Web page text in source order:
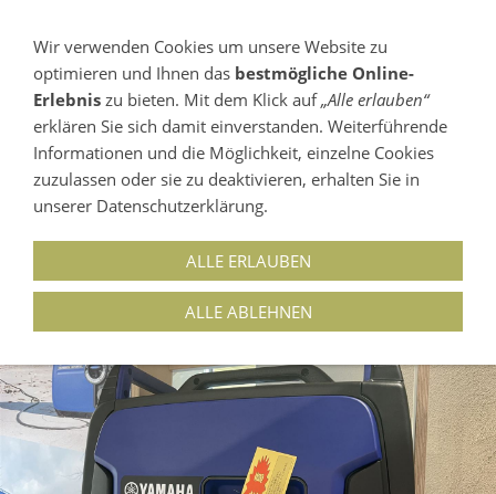
NAVIGATION EINBLENDEN
03546-225525
15907 LÜBBEN (SPREEWALD) OT NEUENDORF /
MÜHLBERGWEG 5
EF 2200IS
Wir verwenden Cookies um unsere Website zu
optimieren und Ihnen das bestmögliche Online-
Erlebnis zu bieten. Mit dem Klick auf„Alle erlauben“
erklären Sie sich damit einverstanden. Weiterführende
Informationen und die Möglichkeit, einzelne Cookies
zuzulassen oder sie zu deaktivieren, erhalten Sie in
unserer Datenschutzerklärung.
ALLE ERLAUBEN
ALLE ABLEHNEN